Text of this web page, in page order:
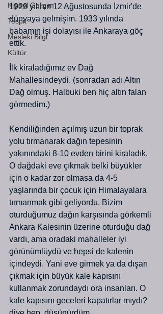
Kişisel Gelişim
Tespit
Mesleki Bilgi
Kültür
1929 yılının 12 Ağustosunda İzmir'de
dünyaya gelmişim. 1933 yılında
babamın işi dolayısı ile Ankaraya göç
ettik.
İlk kiraladığımız ev Dağ
Mahallesindeydi. (sonradan adı Altın
Dağ olmuş. Halbuki ben hiç altın falan
görmedim.)
Kendiliğinden açılmış uzun bir toprak
yolu tırmanarak dağın tepesinin
yakınındaki 8-10 evden birini kiraladık.
O dağdaki eve çıkmak belki büyükler
için o kadar zor olmasa da 4-5
yaşlarında bir çocuk için Himalayalara
tırmanmak gibi geliyordu. Bizim
oturduğumuz dağın karşısında görkemli
Ankara Kalesinin üzerine oturduğu dağ
vardı, ama oradaki mahalleler iyi
görünümlüydü ve hepsi de kalenin
içindeydi. Yani eve girmek ya da dışarı
çıkmak için büyük kale kapısını
kullanmak zorundaydı ora insanları. O
kale kapısını geceleri kapatırlar mıydı?